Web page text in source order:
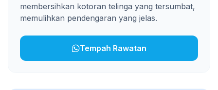
membersihkan kotoran telinga yang tersumbat,
memulihkan pendengaran yang jelas.
Tempah Rawatan